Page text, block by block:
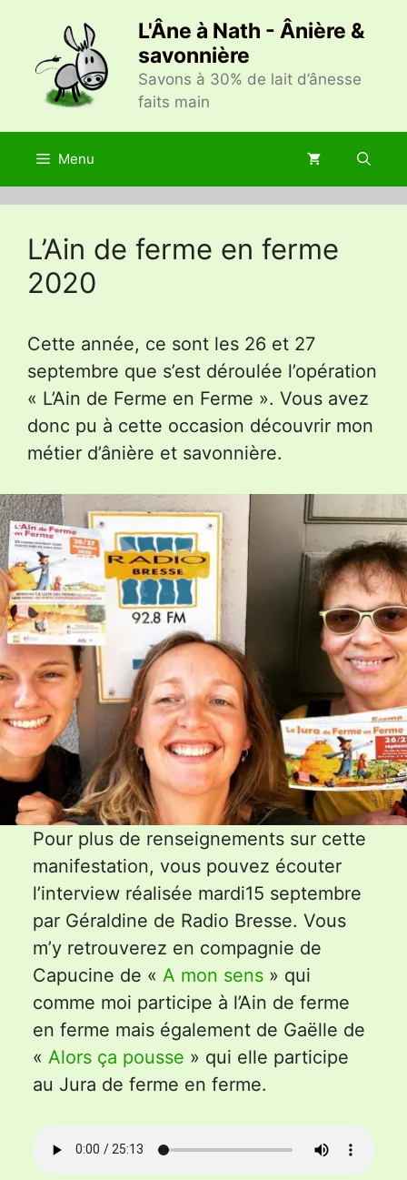
contenu
L'Âne à Nath - Ânière &
savonnière
Savons à 30% de lait d’ânesse
faits main
Menu
L’Ain de ferme en ferme
2020
Cette année, ce sont les 26 et 27
septembre que s’est déroulée l’opération
« L’Ain de Ferme en Ferme ». Vous avez
donc pu à cette occasion découvrir mon
métier d’ânière et savonnière.
Pour plus de renseignements sur cette
manifestation, vous pouvez écouter
l’interview réalisée mardi15 septembre
par Géraldine de Radio Bresse. Vous
m’y retrouverez en compagnie de
Capucine de « A mon sens» qui
comme moi participe à l’Ain de ferme
en ferme mais également de Gaëlle de
« Alors ça pousse » qui elle participe
au Jura de ferme en ferme.